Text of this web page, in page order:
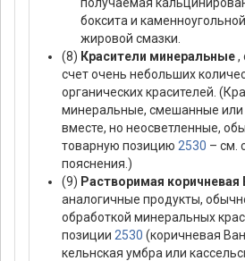
боксита и
жировой смазки.
(8) Красители минеральные,
счет очень небольших
органических красителей.
минеральные, смешанные
вместе, но неосветленные,
товарную позицию 2530 – см.
пояснения.)
(9) Растворимая коричневая
аналогичные продукты,
обработкой минеральных
позиции 2530 (коричневая
кельнская умбра или